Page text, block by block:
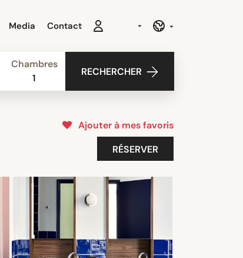
Media Contact
Chambres
1
RECHERCHER
Ajouter à mes favoris
RÉSERVER